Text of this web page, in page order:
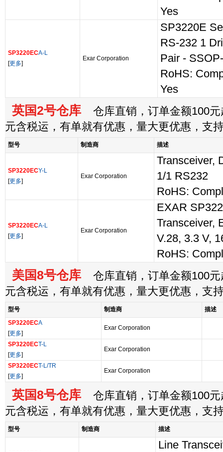
Yes
SP3220ECA-L
[更多]
Exar Corporation
SP3220E
RS-232 1
Pair -
RoHS:
Yes
英国2号仓库 仓库直销，订单金额100元
元含税运，有单就有优惠，量大更优惠，支
型号 制造商 描述
SP3220ECY-L
[更多]
Exar Corporation
Transceiver,
1/1 RS232
RoHS:
SP3220ECA-L
[更多]
Exar Corporation
EXAR
Transceiver,
V.28, 3.3 V,
RoHS:
美国8号仓库 仓库直销，订单金额100元
元含税运，有单就有优惠，量大更优惠，支
型号 制造商
描述
SP3220ECA
[更多]
Exar Corporation
SP3220ECT-L
[更多]
Exar Corporation
SP3220ECT-L/TR
[更多]
Exar Corporation
英国8号仓库 仓库直销，订单金额100元
元含税运，有单就有优惠，量大更优惠，支
型号 制造商 描述
Line